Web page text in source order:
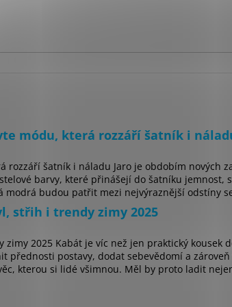
módu, která rozzáří šatník i
rozzáří šatník i náladu Jaro je obdobím
barvy, které přinášejí do šatníku
budou patřit mezi nejvýraznější odstíny
střih i trendy zimy 2025
2025 Kabát je víc než jen praktický
přednosti postavy, dodat sebevědomí a
kterou si lidé všimnou. Měl by proto ladit